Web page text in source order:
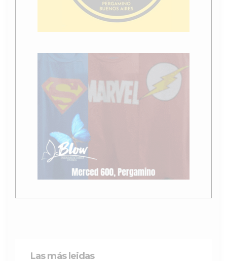
Las más leidas